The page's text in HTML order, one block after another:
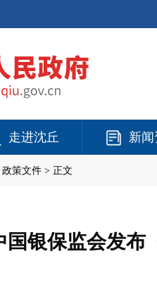
走进沈丘 新
政策文件 > 正文
国银保监会发布